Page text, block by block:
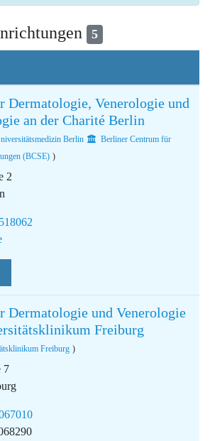
5
Venerologie und
an der Charité Berlin
Berlin
Berliner Centrum für
(BCSE) )
2
und Venerologie
Freiburg
Freiburg )
7